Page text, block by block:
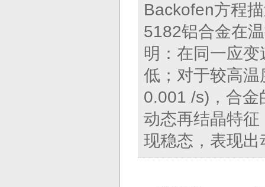
Backofen方程
5182铝合金在
明：在同一应
低；对于较高
0.001 /s)，合金
动态再结晶特
现稳态，表现